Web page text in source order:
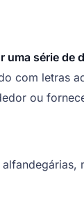
uma série de
com letras
ou